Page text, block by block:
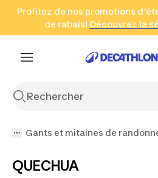
Aller à la recherche Aller au
Profitez de nos promotions
de rabais! Découvrez la
Cliquez ici
en seulement 2 h!
(Zones
Gants et mitaines de
QUECHUA